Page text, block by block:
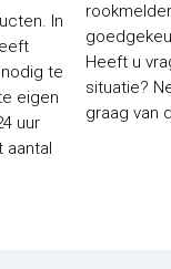
In
te
eigen
uur
Heeft u
situatie?
graag van